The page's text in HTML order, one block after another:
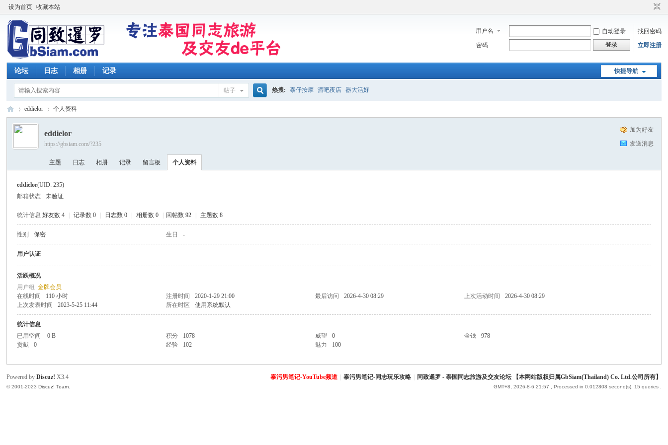
设为首页 收藏本站
用户名 自动登录
找回密码
密码
登录 立即注册
快捷导航
论坛 日志 相册 记录
帖子 热搜: 泰仔按摩 酒吧夜店 器大活好
›
eddielor 个人资料
加为好友
发送消息
eddielor
https://gbsiam.com/?235
主题 日志 相册 记录 留言板 个人资料
eddielor(UID: 235)
邮箱状态
未验证
统计信息 好友数 4 记录数 0 日志数 0 相册数 0 回帖数 92 主题数 8
性别 保密 生日 -
用户认证
活跃概况
用户组金牌会员
在线时间
110 小时 注册时间 2020-1-29 21:00 最后访问 2026-4-30 08:29 上次活动时间
2026-4-30 08:29
上次发表时间
2023-5-25 11:44 所在时区 使用系统默认
统计信息
已用空间
0 B 积分 1078 威望 0 金钱
978
贡献
0 经验 102 魅力 100
泰污男笔记-YouTube频道 泰污男笔记-同志玩乐攻略 同致暹罗 - 泰国同志旅游及交友论坛 【本网站版权归属GbSiam(Thailand) Co. Ltd.公司所有】
GMT+8, 2026-8-6 21:57 , Processed in 0.012808 second(s), 15 queries .
Powered byDiscuz! X3.4
© 2001-2023Discuz! Team